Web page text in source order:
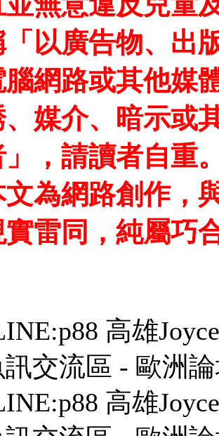
「以廣告物、出
腦網路或其他媒
、媒介、暗示或
」，請讀者自重
文為網路創作，
實雷同，純屬巧